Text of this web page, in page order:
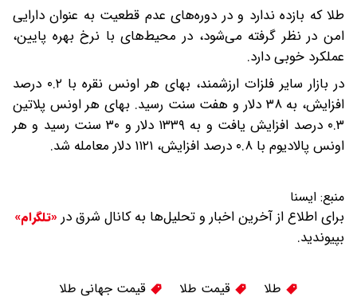
طلا که بازده ندارد و در دوره‌های عدم قطعیت به عنوان دارایی
امن در نظر گرفته می‌شود، در محیط‌های با نرخ بهره پایین،
عملکرد خوبی دارد.
در بازار سایر فلزات ارزشمند، بهای هر اونس نقره با ۰.۲ درصد
افزایش، به ۳۸ دلار و هفت سنت رسید. بهای هر اونس پلاتین
۰.۳ درصد افزایش یافت و به ۱۳۳۹ دلار و ۳۰ سنت رسید و هر
اونس پالادیوم با ۰.۸ درصد افزایش، ۱۱۲۱ دلار معامله شد.
منبع: ايسنا
برای اطلاع از آخرین اخبار و تحلیل‌ها به کانال شرق در «تلگرام»
بپیوندید.
طلا قیمت طلا
قیمت جهانی طلا